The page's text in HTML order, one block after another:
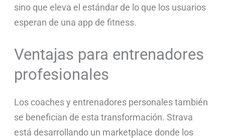
sino que eleva el estándar de lo que los usuarios
esperan de una app de fitness.
Ventajas para entrenadores
profesionales
Los coaches y entrenadores personales también
se benefician de esta transformación. Strava
está desarrollando un marketplace donde los